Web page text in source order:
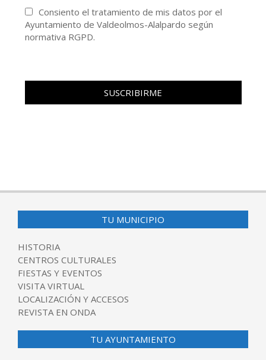
Consiento el tratamiento de mis datos por el
Ayuntamiento de Valdeolmos-Alalpardo según
normativa RGPD.
TU MUNICIPIO
HISTORIA
CENTROS CULTURALES
FIESTAS Y EVENTOS
VISITA VIRTUAL
LOCALIZACIÓN Y ACCESOS
REVISTA EN ONDA
TU AYUNTAMIENTO